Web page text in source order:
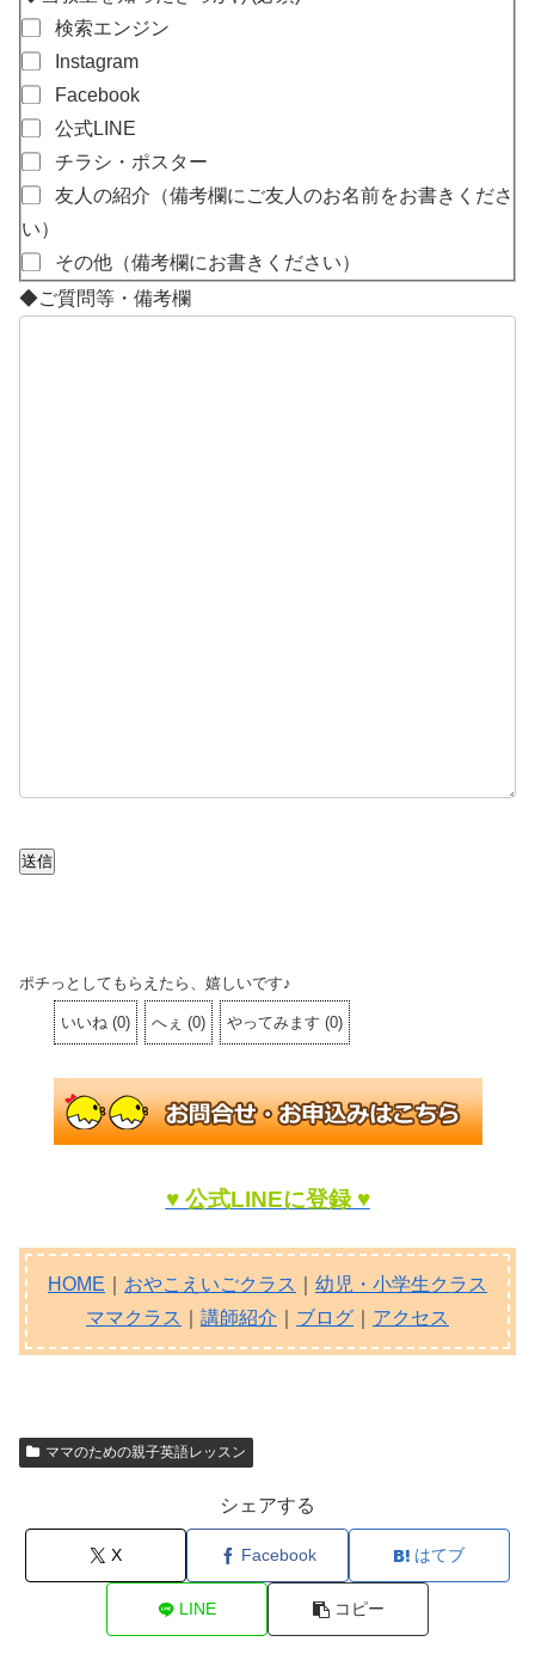
検索エンジン
Instagram
Facebook
公式LINE
チラシ・ポスター
友人の紹介（備考欄にご友人のお名前をお書きくださ
い）
その他（備考欄にお書きください）
◆ご質問等・備考欄
送信
ポチっとしてもらえたら、嬉しいです♪
いいね (0) へぇ (0) やってみます (0)
♥ 公式LINEに登録 ♥
HOME おやこえいごクラス
幼児・小学生クラス
ママクラス
講師紹介 ブログ アクセス
ママのための親子英語レッスン
シェアする
X Facebook はてブ
LINE コピー